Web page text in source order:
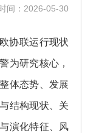
间：2026-05-30
协联运行现状
为研究核心，
体态势、发展
结构现状、关
演化特征、风